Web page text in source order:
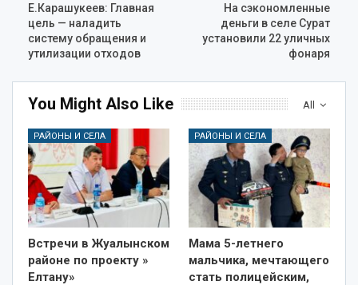
Е.Карашукеев: Главная
цель — наладить
систему обращения и
утилизации отходов
На сэкономленные
деньги в селе Сурат
установили 22 уличных
фонаря
All
You Might Also Like
РАЙОНЫ И СЕЛА
Встречи в Жуалынском
районе по проекту »
Елтану»
РАЙОНЫ И СЕЛА
Мама 5-летнего
мальчика, мечтающего
стать полицейским,